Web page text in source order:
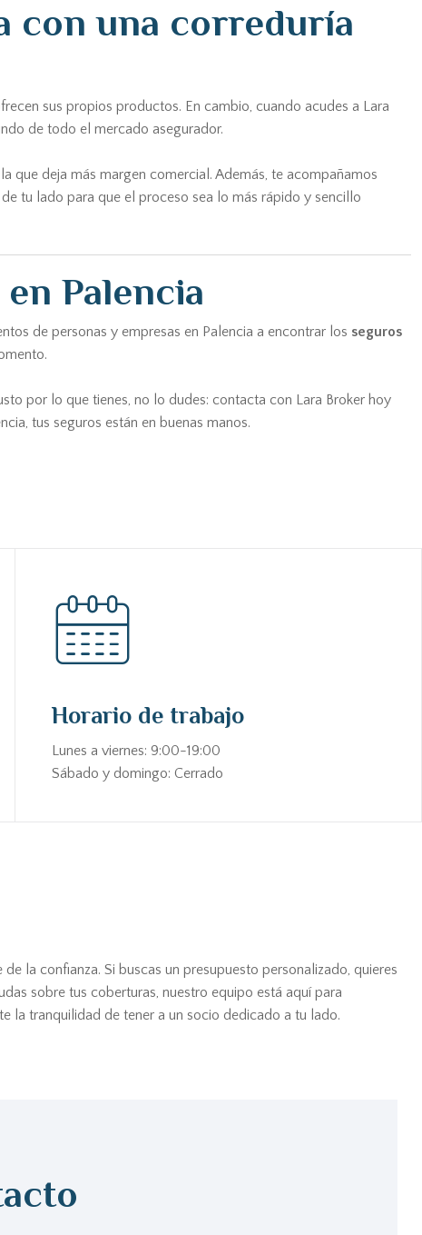
con una correduría
sus propios productos. En cambio, cuando acudes a Lara
de todo el mercado asegurador.
que deja más margen comercial. Además, te acompañamos
tu lado para que el proceso sea lo más rápido y sencillo
Palencia
de personas y empresas en Palencia a encontrar los seguros
por lo que tienes, no lo dudes: contacta con Lara Broker hoy
tus seguros están en buenas manos.
Horario de trabajo
Lunes a viernes: 9:00-19:00
Sábado y domingo: Cerrado
la confianza. Si buscas un presupuesto personalizado, quieres
sobre tus coberturas, nuestro equipo está aquí para
la tranquilidad de tener a un socio dedicado a tu lado.